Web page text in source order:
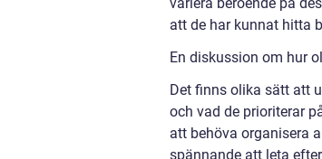
variera beroende på
att de har kunnat hitta
En diskussion om hur
Det finns olika sätt att
och vad de prioriterar
att behöva organisera
spännande att leta